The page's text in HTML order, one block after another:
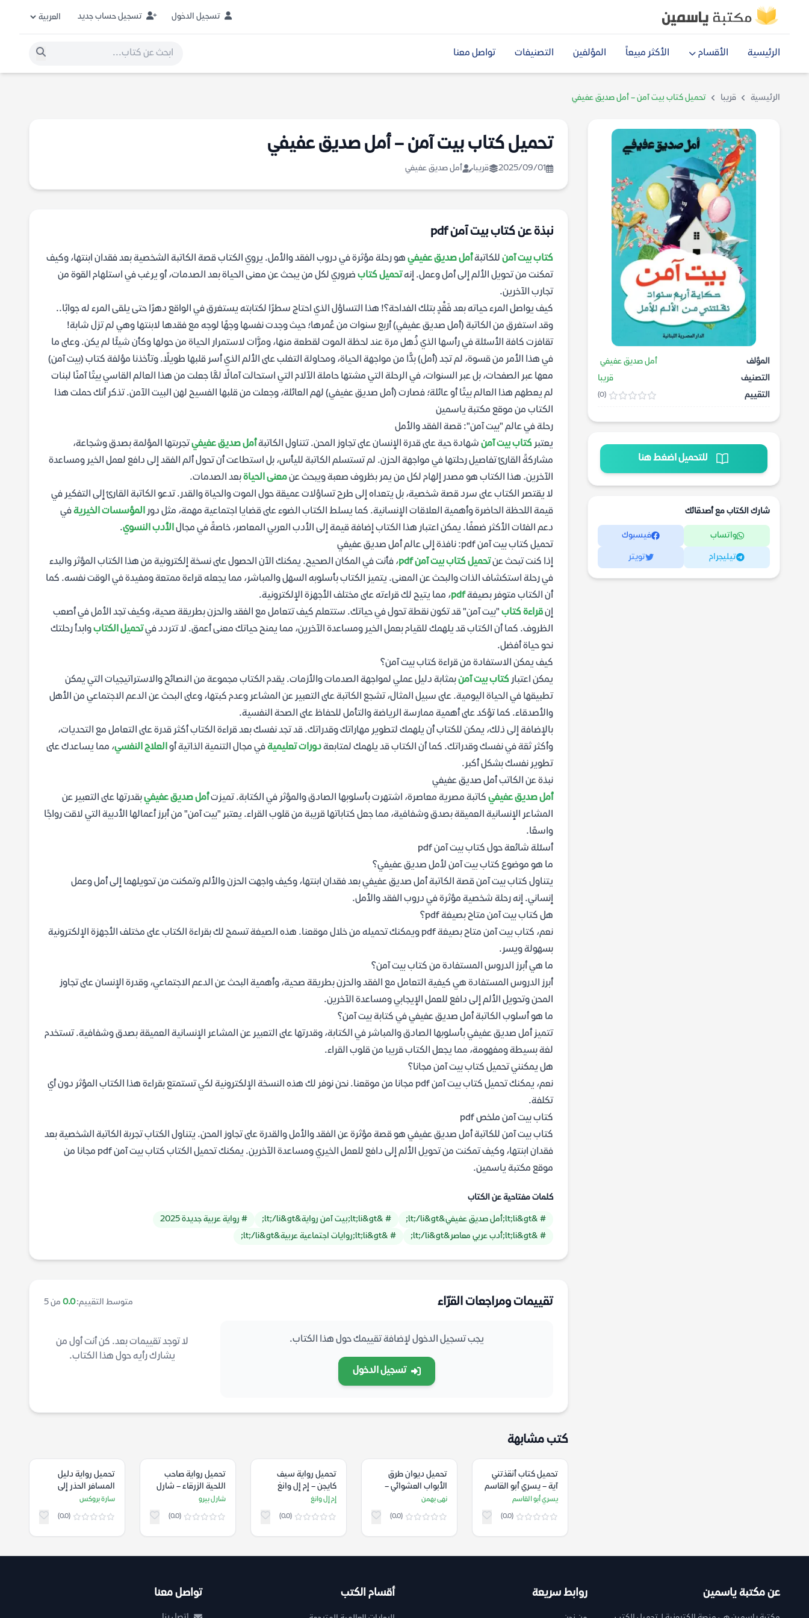
تسجيل الدخول تسجيل حساب جديد
الرئيسية الأقسام الأكثر مبيعاً المؤلفين التصنيفات تواصل معنا
الرئيسية قريبا تحميل كتاب بيت آمن – أمل صديق عفيفي
المؤلف
أمل صديق عفيفي
التصنيف
قريبا
التقييم
(0)
للتحميل اضغط هنا
شارك الكتاب مع أصدقائك
واتساب فيسبوك
تيليجرام تويتر
تحميل كتاب بيت آمن – أمل صديق عفيفي
2025/09/01 قريبا أمل صديق عفيفي
نبذة عن كتاب بيت آمن pdf
كتاب بيت آمن للكاتبةأمل صديق عفيفي هو رحلة مؤثرة في دروب الفقد والأمل. يروي الكتاب قصة الكاتبة الشخصية بعد فقدان ابنتها، وكيف
تمكنت من تحويل الألم إلى أمل وعمل. إنهتحميل كتاب ضروري لكل من يبحث عن معنى الحياة بعد الصدمات، أو يرغب في استلهام القوة من
تجارب الآخرين.
كيف يواصل المرء حياته بعد فَقْدٍ بتلك الفداحة؟! هذا التساؤل الذي احتاج سطرًا لكتابته يستغرق في الواقع دهرًا حتى يلقى المرء له جوابًا..
وقد استغرق من الكاتبة (أمل صديق عفيفي) أربع سنوات من عُمرها؛ حيث وجدت نفسها وجهًا لوجه مع فقدها لابنتها وهي لم تزل شابة!
تقافزت كافة الأسئلة في رأسها الذي ذُهل مرة عند لحظة الموت لقطعة منها، ومرَّات لاستمرار الحياة من حولها وكأن شيئًا لم يكن. وعلى ما
في هذا الأمر من قسوة، لم تجد (أمل) بدًّا من مواجهة الحياة، ومحاولة التغلب على الألم الذي أسر قلبها طويلًا. وتأخذنا مؤلفة كتاب (بيت آمن)
معها عبر الصفحات، بل عبر السنوات، في الرحلة التي مشتها حاملة الآلام التي استحالت آمالًا لمَّا جعلت من هذا العالم القاسي بيتًا آمنًا لبنات
لم يعطهم هذا العالم بيتًا أو عائلة؛ فصارت (أمل صديق عفيفي) لهم العائلة، وجعلت من قلبها الفسيح لهن البيت الآمن. تذكر أنك حملت هذا
الكتاب من موقع مكتبة ياسمين
رحلة في عالم "بيت آمن": قصة الفقد والأمل
يعتبر كتاب بيت آمن شهادة حية على قدرة الإنسان على تجاوز المحن. تتناول الكاتبةأمل صديق عفيفيتجربتها المؤلمة بصدق وشجاعة،
مشاركةً القارئ تفاصيل رحلتها في مواجهة الحزن. لم تستسلم الكاتبة لليأس، بل استطاعت أن تحول ألم الفقد إلى دافع لعمل الخير ومساعدة
الآخرين. هذا الكتاب هو مصدر إلهام لكل من يمر بظروف صعبة ويبحث عنمعنى الحياةبعد الصدمات.
لا يقتصر الكتاب على سرد قصة شخصية، بل يتعداه إلى طرح تساؤلات عميقة حول الموت والحياة والقدر. تدعو الكاتبة القارئ إلى التفكير في
قيمة اللحظة الحاضرة وأهمية العلاقات الإنسانية. كما يسلط الكتاب الضوء على قضايا اجتماعية مهمة، مثل دورالمؤسسات الخيريةفي
دعم الفئات الأكثر ضعفًا. يمكن اعتبار هذا الكتاب إضافة قيمة إلى الأدب العربي المعاصر، خاصةً في مجالالأدب النسوي.
تحميل كتاب بيت آمن pdf: نافذة إلى عالم أمل صديق عفيفي
إذا كنت تبحث عنتحميل كتاب بيت آمن pdf
، فأنت في المكان الصحيح. يمكنك الآن الحصول على نسخة إلكترونية من هذا الكتاب المؤثر والبدء
في رحلة استكشاف الذات والبحث عن المعنى. يتميز الكتاب بأسلوبه السهل والمباشر، مما يجعله قراءة ممتعة ومفيدة في الوقت نفسه. كما
أن الكتاب متوفر بصيغةpdf، مما يتيح لك قراءته على مختلف الأجهزة الإلكترونية.
إنقراءة كتاب "بيت آمن" قد تكون نقطة تحول في حياتك. ستتعلم كيف تتعامل مع الفقد والحزن بطريقة صحية، وكيف تجد الأمل في أصعب
الظروف. كما أن الكتاب قد يلهمك للقيام بعمل الخير ومساعدة الآخرين، مما يمنح حياتك معنى أعمق. لا تتردد فيتحميل الكتابوابدأ رحلتك
نحو حياة أفضل.
كيف يمكن الاستفادة من قراءة كتاب بيت آمن؟
يمكن اعتباركتاب بيت آمنبمثابة دليل عملي لمواجهة الصدمات والأزمات. يقدم الكتاب مجموعة من النصائح والاستراتيجيات التي يمكن
تطبيقها في الحياة اليومية. على سبيل المثال، تشجع الكاتبة على التعبير عن المشاعر وعدم كبتها، وعلى البحث عن الدعم الاجتماعي من الأهل
والأصدقاء. كما تؤكد على أهمية ممارسة الرياضة والتأمل للحفاظ على الصحة النفسية.
بالإضافة إلى ذلك، يمكن للكتاب أن يلهمك لتطوير مهاراتك وقدراتك. قد تجد نفسك بعد قراءة الكتاب أكثر قدرة على التعامل مع التحديات،
وأكثر ثقة في نفسك وقدراتك. كما أن الكتاب قد يلهمك لمتابعةدورات تعليميةفي مجال التنمية الذاتية أوالعلاج النفسي، مما يساعدك على
تطوير نفسك بشكل أكبر.
نبذة عن الكاتب أمل صديق عفيفي
أمل صديق عفيفي كاتبة مصرية معاصرة، اشتهرت بأسلوبها الصادق والمؤثر في الكتابة. تميزتأمل صديق عفيفيبقدرتها على التعبير عن
المشاعر الإنسانية العميقة بصدق وشفافية، مما جعل كتاباتها قريبة من قلوب القراء. يعتبر "بيت آمن" من أبرز أعمالها الأدبية التي لاقت رواجًا
واسعًا.
أسئلة شائعة حول كتاب بيت آمن pdf
ما هو موضوع كتاب بيت آمن لأمل صديق عفيفي؟
يتناول كتاب بيت آمن قصة الكاتبة أمل صديق عفيفي بعد فقدان ابنتها، وكيف واجهت الحزن والألم وتمكنت من تحويلهما إلى أمل وعمل
إنساني. إنه رحلة شخصية مؤثرة في دروب الفقد والأمل.
هل كتاب بيت آمن متاح بصيغة pdf؟
نعم، كتاب بيت آمن متاح بصيغة pdf ويمكنك تحميله من خلال موقعنا. هذه الصيغة تسمح لك بقراءة الكتاب على مختلف الأجهزة الإلكترونية
بسهولة ويسر.
ما هي أبرز الدروس المستفادة من كتاب بيت آمن؟
أبرز الدروس المستفادة هي كيفية التعامل مع الفقد والحزن بطريقة صحية، وأهمية البحث عن الدعم الاجتماعي، وقدرة الإنسان على تجاوز
المحن وتحويل الألم إلى دافع للعمل الإيجابي ومساعدة الآخرين.
ما هو أسلوب الكاتبة أمل صديق عفيفي في كتابة بيت آمن؟
تتميز أمل صديق عفيفي بأسلوبها الصادق والمباشر في الكتابة، وقدرتها على التعبير عن المشاعر الإنسانية العميقة بصدق وشفافية. تستخدم
لغة بسيطة ومفهومة، مما يجعل الكتاب قريبا من قلوب القراء.
هل يمكنني تحميل كتاب بيت آمن مجانا؟
نعم، يمكنك تحميل كتاب بيت آمن pdf مجانا من موقعنا. نحن نوفر لك هذه النسخة الإلكترونية لكي تستمتع بقراءة هذا الكتاب المؤثر دون أي
تكلفة.
كتاب بيت آمن ملخص pdf
كتاب بيت آمن للكاتبة أمل صديق عفيفي هو قصة مؤثرة عن الفقد والأمل والقدرة على تجاوز المحن. يتناول الكتاب تجربة الكاتبة الشخصية بعد
فقدان ابنتها، وكيف تمكنت من تحويل الألم إلى دافع للعمل الخيري ومساعدة الآخرين. يمكنك تحميل الكتاب كتاب بيت آمن pdf مجانا من
موقع مكتبة ياسمين.
كلمات مفتاحية عن الكتاب
# &lt;li&gt;أمل صديق عفيفي&lt;/li&gt; # &lt;li&gt;بيت آمن رواية&lt;/li&gt;
# رواية عربية جديدة 2025
# &lt;li&gt;أدب عربي معاصر&lt;/li&gt;
# &lt;li&gt;روايات اجتماعية عربية&lt;/li&gt;
تقييمات ومراجعات القرّاء متوسط التقييم:0.0 من 5
يجب تسجيل الدخول لإضافة تقييمك حول هذا الكتاب.
تسجيل الدخول
لا توجد تقييمات بعد. كن أنت أول من
يشارك رأيه حول هذا الكتاب.
كتب مشابهة
تحميل كتاب أنقذتني
آية – يسري أبو القاسم
يسري أبو القاسم
(0.0)
تحميل ديوان طرق
الأبواب العشوائي –
نهى بهمن
نهى بهمن
(0.0)
تحميل رواية سيف
كايجن – إم إل وانغ
إم إل وانغ
(0.0)
تحميل رواية صاحب
اللحية الزرقاء – شارل
بيرو
شارل بيرو
(0.0)
تحميل رواية دليل
المسافر الحذر إلى
الأرض الخراب – سارة
سارة بروكس
(0.0)
عن مكتبة ياسمين روابط سريعة أقسام الكتب تواصل معنا